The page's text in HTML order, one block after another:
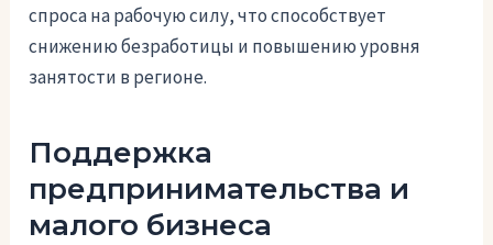
спроса на рабочую силу, что способствует
снижению безработицы и повышению уровня
занятости в регионе.
Поддержка
предпринимательства и
малого бизнеса